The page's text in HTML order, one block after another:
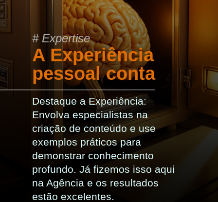
A Experiência
pessoal conta
# Expertise
Destaque a Experiência:
Envolva especialistas na
criação de conteúdo e use
exemplos práticos para
demonstrar conhecimento
profundo. Já fizemos isso aqui
na Agência e os resultados
estão excelentes.